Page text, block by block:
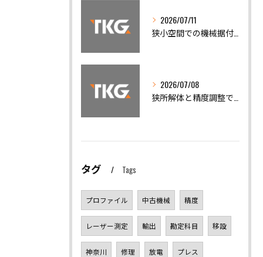
2026/07/11
2026/07/08
タグ Tags
プロファイル 中古機械 精度
レーザー測定 輸出 勘定科目 移設
神奈川 修理 放電 プレス